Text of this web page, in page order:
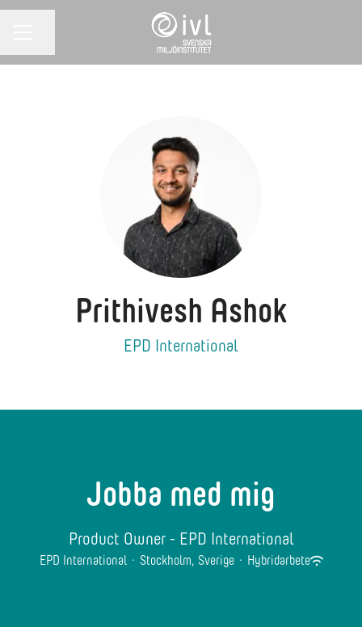
Prithivesh Ashok
EPD International
Jobba med mig
Product Owner - EPD International
EPD International · Stockholm, Sverige · Hybridarbete